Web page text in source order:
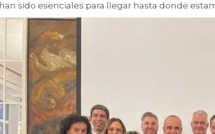
han sido esenciales para llegar hasta donde